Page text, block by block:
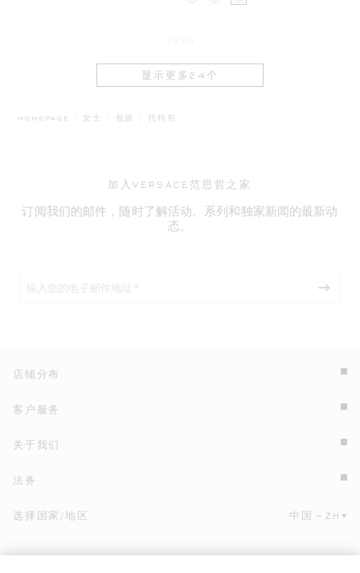
显示更多24个
HOMEPAGE 女士 包袋 BREADCRUMB.ADA.LABEL.CURRENT
托特包
加入VERSACE范思哲之家
订阅我们的邮件，随时了解活动、系列和独家新闻的最新动
态。
店铺分布
客户服务
关于我们
法务
点击此处选择国家/地区和语言。
选择国家/地区 中国 ZH